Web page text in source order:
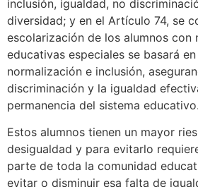
inclusión, igualdad, no
diversidad; y en el Artículo 74, se
escolarización de los alumnos con
educativas especiales se basará
normalización e inclusión,
discriminación y la igualdad
permanencia del sistema educativo.
Estos alumnos tienen un mayor
desigualdad y para evitarlo
parte de toda la comunidad
evitar o disminuir esa falta de